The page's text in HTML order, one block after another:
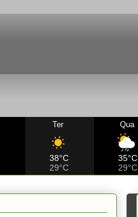
Ter
38°C
29°C
Qua
35°C
29°C